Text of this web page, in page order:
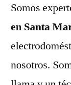
Somos
en Santa
nosotros.